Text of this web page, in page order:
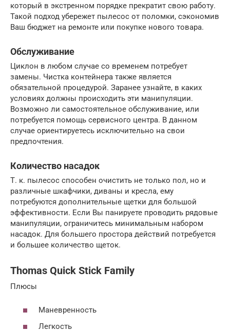
который в экстренном порядке прекратит свою работу.
Такой подход убережет пылесос от поломки, сэкономив
Ваш бюджет на ремонте или покупке нового товара.
Обслуживание
Циклон в любом случае со временем потребует
замены. Чистка контейнера также является
обязательной процедурой. Заранее узнайте, в каких
условиях должны происходить эти манипуляции.
Возможно ли самостоятельное обслуживание, или
потребуется помощь сервисного центра. В данном
случае ориентируетесь исключительно на свои
предпочтения.
Количество насадок
Т. к. пылесос способен очистить не только пол, но и
различные шкафчики, диваны и кресла, ему
потребуются дополнительные щетки для большой
эффективности. Если Вы панируете проводить рядовые
манипуляции, ограничитесь минимальным набором
насадок. Для большего простора действий потребуется
и большее количество щеток.
Thomas Quick Stick Family
Плюсы
Маневренность
Легкость